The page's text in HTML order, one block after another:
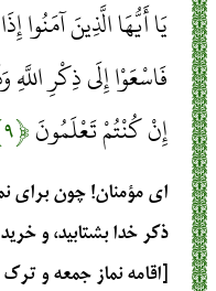
يَا أَيُّهَا الَّذِينَ آمَنُوا
فَاسْعَوْا إِلَى ذِكْرِ
إِنْ كُنْتُمْ تَعْلَمُونَ﴿۹﴾
ای مؤمنان! چون برای
ذکر خدا بشتابید، و
[اقامه نماز جمعه و